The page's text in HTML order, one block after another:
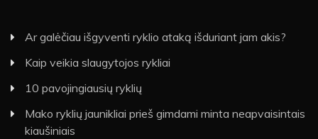
Ar galėčiau išgyventi ryklio ataką išduriant jam akis?
Kaip veikia slaugytojos rykliai
10 pavojingiausių ryklių
Mako ryklių jaunikliai prieš gimdami minta neapvaisintais
kiaušiniais